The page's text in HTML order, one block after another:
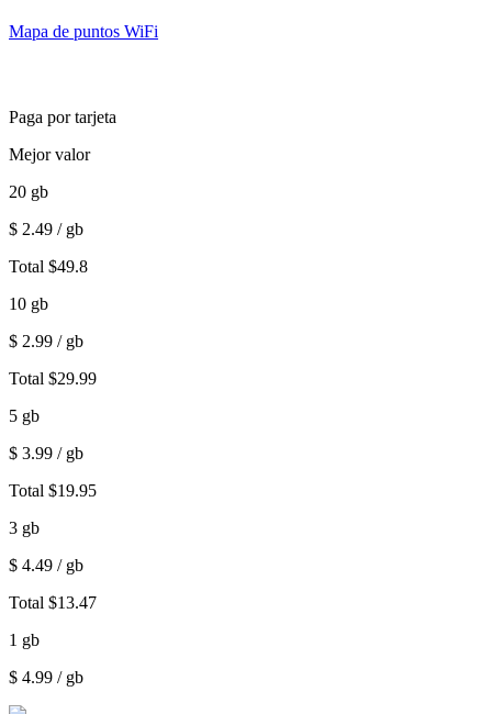
Mapa de puntos WiFi
Paga por tarjeta
Mejor valor
20 gb
$ 2.49 / gb
Total $49.8
10 gb
$ 2.99 / gb
Total $29.99
5 gb
$ 3.99 / gb
Total $19.95
3 gb
$ 4.49 / gb
Total $13.47
1 gb
$ 4.99 / gb